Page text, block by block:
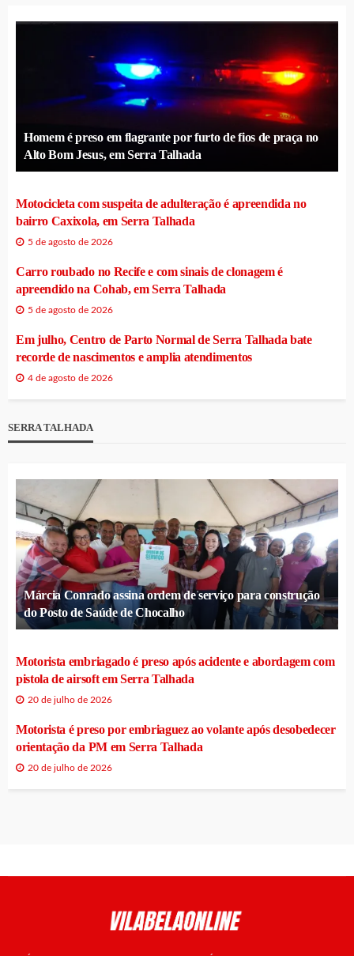
Homem é preso em flagrante por furto de fios de praça no
Alto Bom Jesus, em Serra Talhada
Motocicleta com suspeita de adulteração é apreendida no
bairro Caxixola, em Serra Talhada
5 de agosto de 2026
Carro roubado no Recife e com sinais de clonagem é
apreendido na Cohab, em Serra Talhada
5 de agosto de 2026
Em julho, Centro de Parto Normal de Serra Talhada bate
recorde de nascimentos e amplia atendimentos
4 de agosto de 2026
SERRA TALHADA
Márcia Conrado assina ordem de serviço para construção
do Posto de Saúde de Chocalho
Motorista embriagado é preso após acidente e abordagem com
pistola de airsoft em Serra Talhada
20 de julho de 2026
Motorista é preso por embriaguez ao volante após desobedecer
orientação da PM em Serra Talhada
20 de julho de 2026